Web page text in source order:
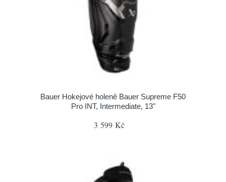
Bauer Hokejové holeně Bauer Supreme F50
Pro INT, Intermediate, 13"
3 599 Kč